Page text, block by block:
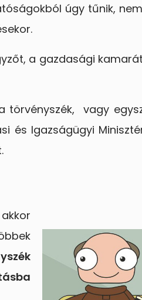
úgy tűnik,
a gazdasági
törvényszék, vagy
és Igazságügyi